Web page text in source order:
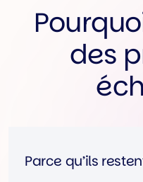
Pourquoi la plupart
des
Parce qu’ils